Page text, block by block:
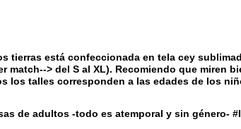
tierras está confeccionada en tela cey
match--> del S al XL). Recomiendo que miren
los talles corresponden a las edades de los
de adultos -todo es atemporal y sin género-